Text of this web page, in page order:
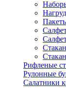
Рифленые
Рулонные
Салатники